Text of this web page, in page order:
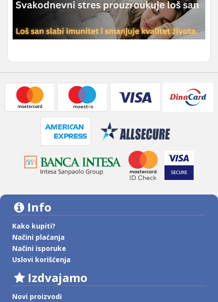
Info
Kako kupiti?
Načini plaćanja
Načini isporuke
Uslovi korišćenja
Izdvajamo
Novi proizvodi